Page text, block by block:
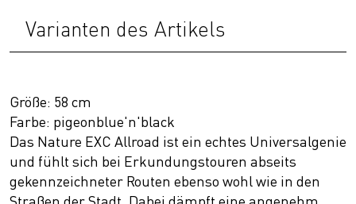
Varianten des Artikels
Größe: 58 cm
Farbe: pigeonblue'n'black
Das Nature EXC Allroad ist ein echtes Universalgenie
und fühlt sich bei Erkundungstouren abseits
gekennzeichneter Routen ebenso wohl wie in den